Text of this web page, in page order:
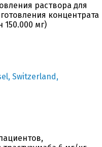
раствора для
концентрата
мг)
Switzerland,